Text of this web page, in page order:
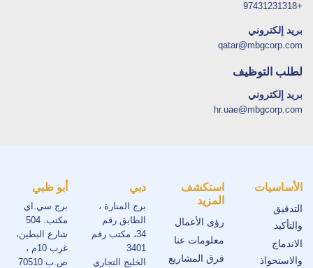
+97431231318
بريد إلكتروني
qatar@mbgcorp.com
لطلب التوظيف
بريد إلكتروني
hr.uae@mbgcorp.com
الأساسيات
التدقيق
والتأكيد
الاندماج
والاستحواذ
استكشف
المزيد
رؤى الأعمال
معلومات عنا
فرق المشاريع
دبي
برج المنارة ،
الطابق رقم
34، مكتب رقم
3401
الخليج التجاري
أبو ظبي
برج سي.اي
مكتب. 504
شارع البطين،
غرب 10م ،
ص.ب 70510